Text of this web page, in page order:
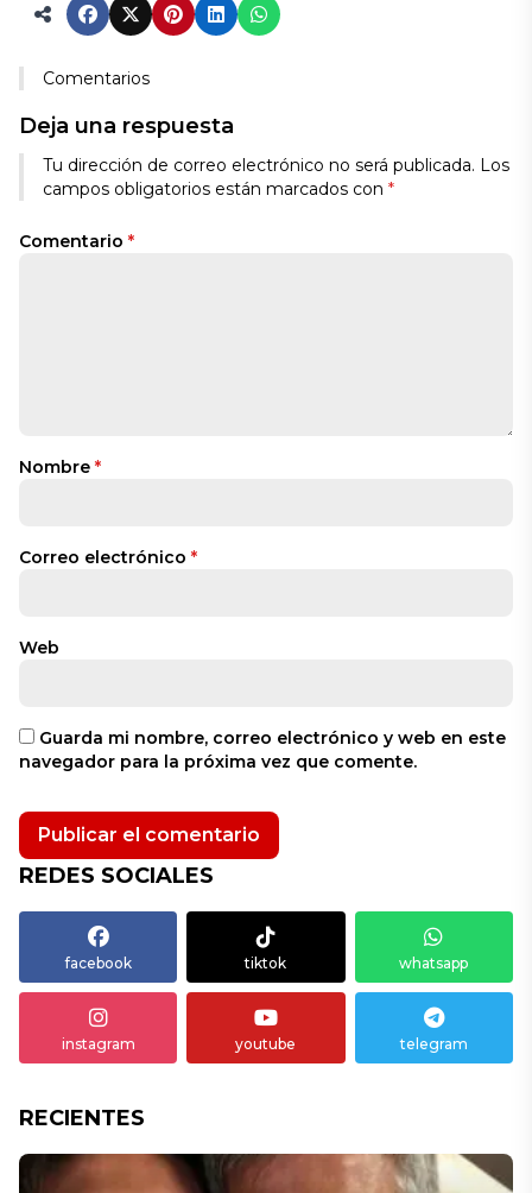
Comentarios
Deja una respuesta
Tu dirección de correo electrónico no será publicada. Los
campos obligatorios están marcados con *
Comentario *
Nombre *
Correo electrónico *
Web
Guarda mi nombre, correo electrónico y web en este
navegador para la próxima vez que comente.
REDES SOCIALES
facebook tiktok whatsapp
instagram youtube telegram
RECIENTES